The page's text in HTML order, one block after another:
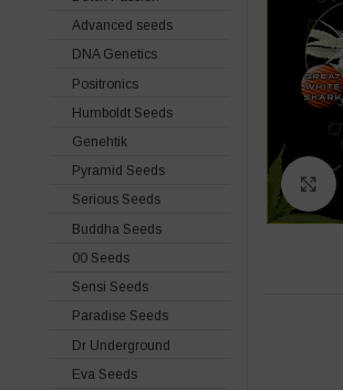
Advanced seeds
DNA Genetics
Positronics
Humboldt Seeds
Genehtik
Pyramid Seeds
Serious Seeds
Buddha Seeds
00 Seeds
Sensi Seeds
Paradise Seeds
Dr Underground
Eva Seeds